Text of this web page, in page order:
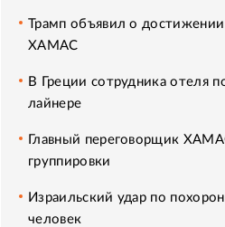
Трамп объявил о
ХАМАС
В Греции сотрудника отеля
лайнере
Главный переговорщик
группировки
Израильский удар по
человек